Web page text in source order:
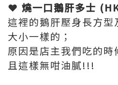
❤ 燒一口鵝肝多士
這裡的鵝肝壓身長方
大小一樣的；
原因是店主我們吃的
且這樣無咁油膩!!!